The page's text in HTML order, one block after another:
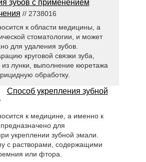
зубов с применением
// 2738016
к области медицины, а
стоматологии, и может
для удаления зубов.
круговой связки зуба,
из лунки, выполнение кюретажа
обработку.
Способ укрепления зубной
к медицине, а именно к
для
укреплении зубной эмали.
с растворами, содержащими
или фтора.